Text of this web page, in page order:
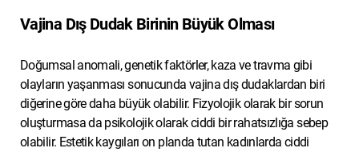
Vajina Dış Dudak Birinin Büyük Olması
Doğumsal anomali, genetik faktörler, kaza ve travma gibi
olayların yaşanması sonucunda vajina dış dudaklardan biri
diğerine göre daha büyük olabilir. Fizyolojik olarak bir sorun
oluşturmasa da psikolojik olarak ciddi bir rahatsızlığa sebep
olabilir. Estetik kaygıları on planda tutan kadınlarda ciddi